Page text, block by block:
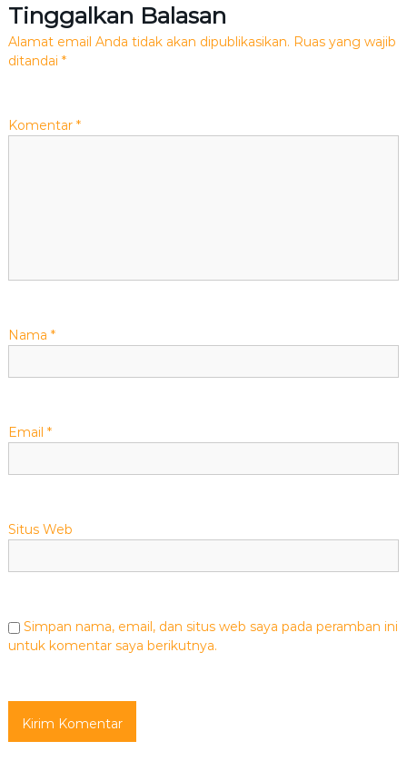
g
s
s
Tinggalkan Balasan
Alamat email Anda tidak akan dipublikasikan. Ruas yang wajib
ditandai *
Komentar *
Nama *
Email *
Situs Web
Simpan nama, email, dan situs web saya pada peramban ini
untuk komentar saya berikutnya.